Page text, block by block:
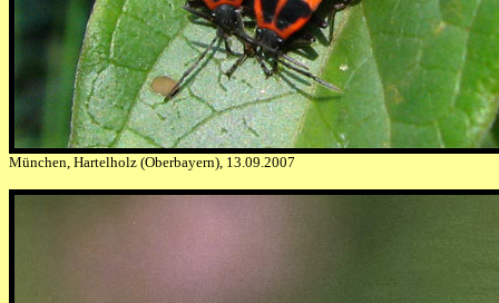
München, Hartelholz (Oberbayern), 13.09.2007